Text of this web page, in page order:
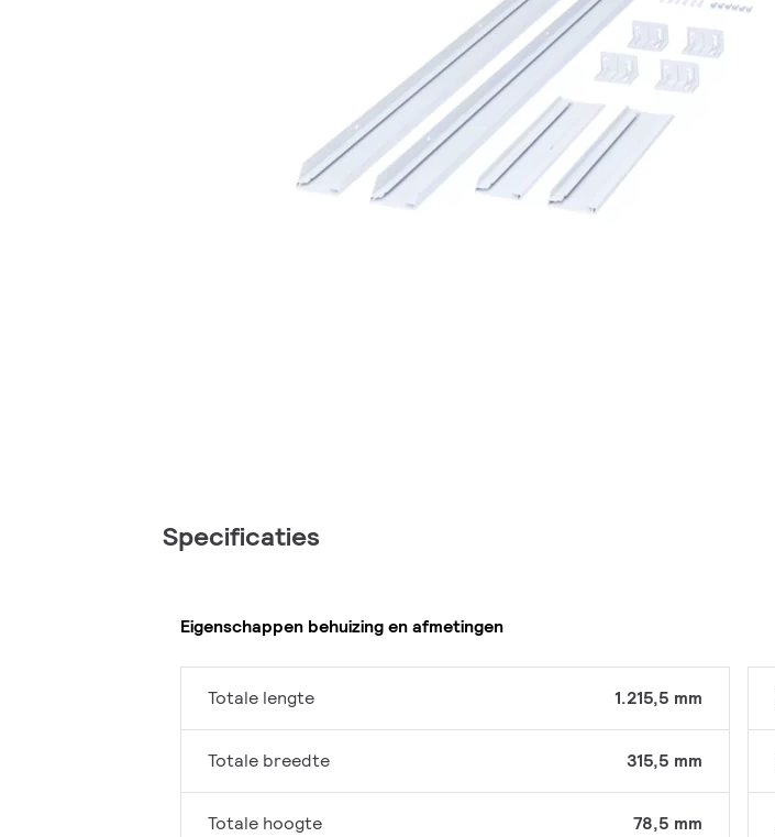
Specificaties
Eigenschappen behuizing en afmetingen
Totale lengte 1.215,5 mm
Totale breedte 315,5 mm
Totale hoogte 78,5 mm